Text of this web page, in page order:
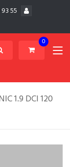
55
0
1.9 DCI 120